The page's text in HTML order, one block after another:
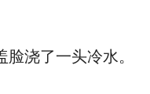
浇了一头冷水。